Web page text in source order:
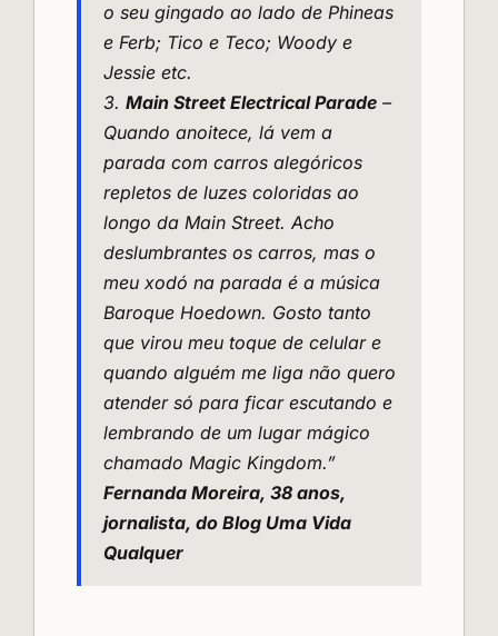
o seu gingado ao lado de Phineas
e Ferb; Tico e Teco; Woody e
Jessie etc.
3. Main Street Electrical Parade –
Quando anoitece, lá vem a
parada com carros alegóricos
repletos de luzes coloridas ao
longo da Main Street. Acho
deslumbrantes os carros, mas o
meu xodó na parada é a música
Baroque Hoedown. Gosto tanto
que virou meu toque de celular e
quando alguém me liga não quero
atender só para ficar escutando e
lembrando de um lugar mágico
chamado Magic Kingdom.”
Fernanda Moreira, 38 anos,
jornalista, do Blog Uma Vida
Qualquer